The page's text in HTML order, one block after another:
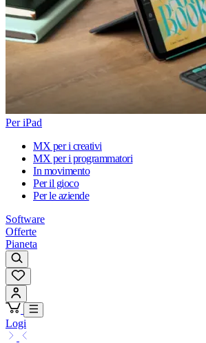
Per iPad
MX per i creativi
MX per i programmatori
In movimento
Per il gioco
Per le aziende
Software
Offerte
Pianeta
Logi